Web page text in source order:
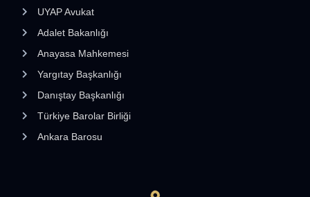
UYAP Avukat
Adalet Bakanlığı
Anayasa Mahkemesi
Yargıtay Başkanlığı
Danıştay Başkanlığı
Türkiye Barolar Birliği
Ankara Barosu